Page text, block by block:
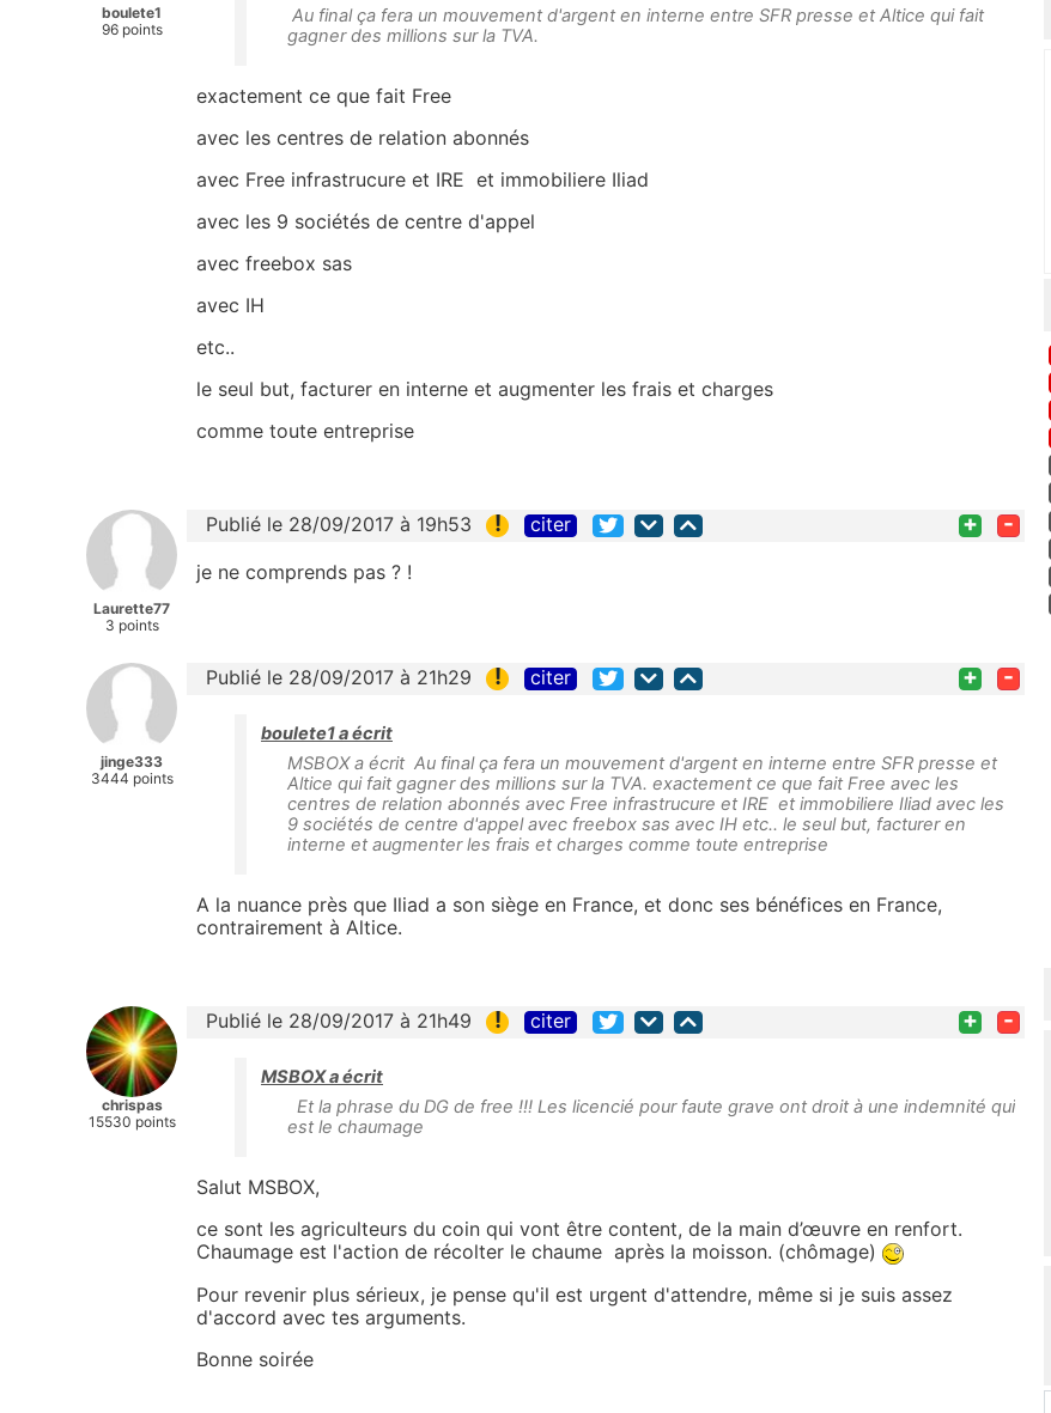
boulete1
96 points
Au final ça fera un mouvement d'argent en interne entre SFR presse et Altice qui fait
gagner des millions sur la TVA.
exactement ce que fait Free
avec les centres de relation abonnés
avec Free infrastrucure et IRE et immobiliere Iliad
avec les 9 sociétés de centre d'appel
avec freebox sas
avec IH
etc..
le seul but, facturer en interne et augmenter les frais et charges
comme toute entreprise
Laurette77
3 points
Publié le 28/09/2017 à 19h53 ! citer + -
je ne comprends pas ? !
jinge333
3444 points
Publié le 28/09/2017 à 21h29 ! citer + -
boulete1 a écrit
MSBOX a écrit Au final ça fera un mouvement d'argent en interne entre SFR presse et
Altice qui fait gagner des millions sur la TVA. exactement ce que fait Free avec les
centres de relation abonnés avec Free infrastrucure et IRE et immobiliere Iliad avec les
9 sociétés de centre d'appel avec freebox sas avec IH etc.. le seul but, facturer en
interne et augmenter les frais et charges comme toute entreprise
A la nuance près que Iliad a son siège en France, et donc ses bénéfices en France,
contrairement à Altice.
chrispas
15530 points
Publié le 28/09/2017 à 21h49 ! citer + -
MSBOX a écrit
Et la phrase du DG de free !!! Les licencié pour faute grave ont droit à une indemnité qui
est le chaumage
Salut MSBOX,
ce sont les agriculteurs du coin qui vont être content, de la main d’œuvre en renfort.
Chaumage est l'action de récolter le chaume après la moisson. (chômage)
Pour revenir plus sérieux, je pense qu'il est urgent d'attendre, même si je suis assez
d'accord avec tes arguments.
Bonne soirée